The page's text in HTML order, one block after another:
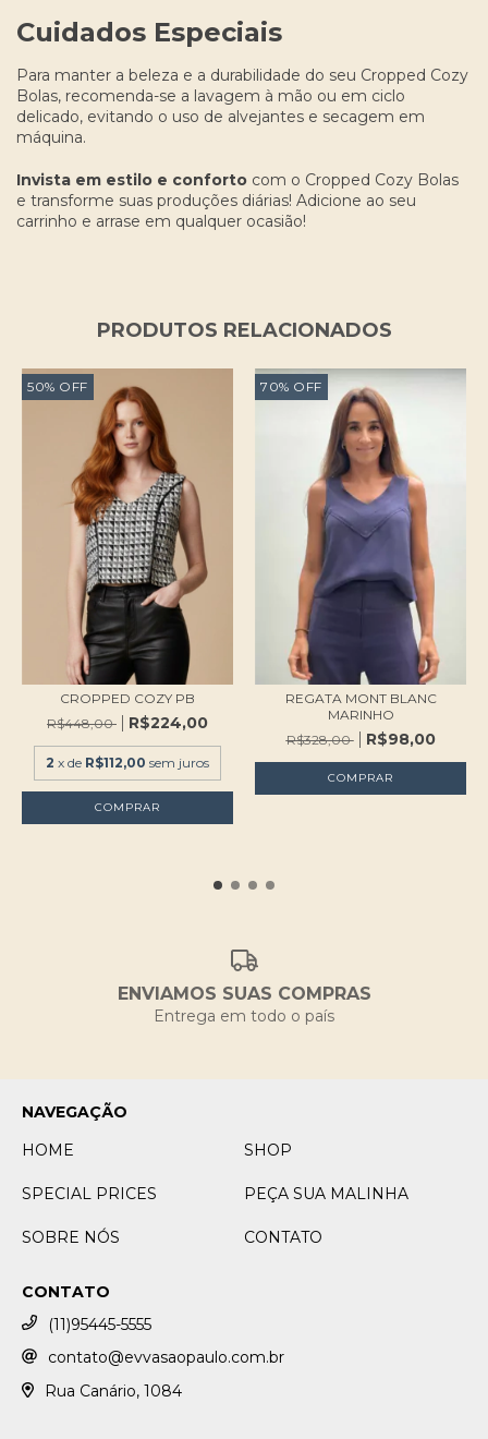
Cuidados Especiais
Para manter a beleza e a durabilidade do seu Cropped Cozy
Bolas, recomenda-se a lavagem à mão ou em ciclo
delicado, evitando o uso de alvejantes e secagem em
máquina.
Invista em estilo e conforto com o Cropped Cozy Bolas
e transforme suas produções diárias! Adicione ao seu
carrinho e arrase em qualquer ocasião!
PRODUTOS RELACIONADOS
50% OFF
CROPPED COZY PB
R$448,00
R$224,00
2 x de R$112,00 sem juros
COMPRAR
70% OFF
REGATA MONT BLANC
MARINHO
R$328,00
R$98,00
COMPRAR
ENVIAMOS SUAS COMPRAS
Entrega em todo o país
NAVEGAÇÃO
HOME
SHOP
SPECIAL PRICES PEÇA SUA MALINHA
SOBRE NÓS CONTATO
CONTATO
(11)95445-5555
contato@evvasaopaulo.com.br
Rua Canário, 1084